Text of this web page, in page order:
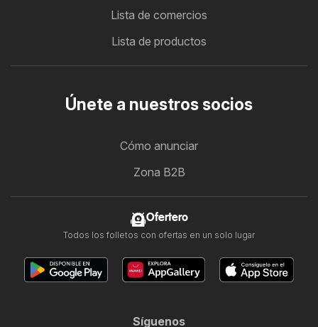
Lista de comercios
Lista de productos
Únete a nuestros socios
Cómo anunciar
Zona B2B
Ofertero
Todos los folletos con ofertas en un solo lugar
Síguenos